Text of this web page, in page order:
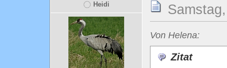
Heidi
Von Helena:
Zitat